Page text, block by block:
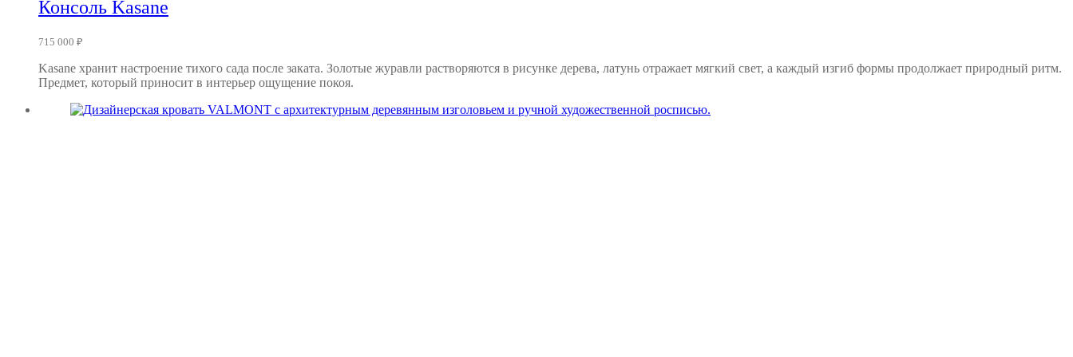
Консоль Kasane
715 000 ₽
Kasane хранит настроение тихого сада после заката. Золотые журавли растворяются в рисунке дерева, латунь отражает мягкий свет, а каждый изгиб формы продолжает природный ритм.
Предмет, который приносит в интерьер ощущение покоя.